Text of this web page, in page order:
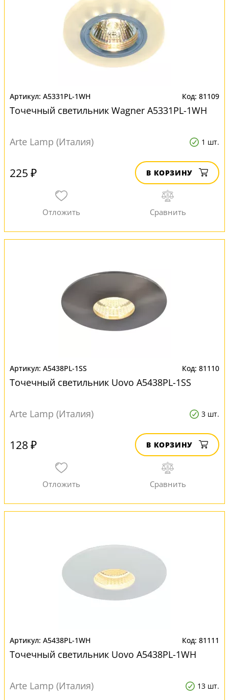
A5331PL-1WH 81109
Точечный светильник Wagner A5331PL-1WH
Arte Lamp (Италия) 1 шт.
225 ₽ В КОРЗИНУ
A5438PL-1SS 81110
Точечный светильник Uovo A5438PL-1SS
Arte Lamp (Италия) 3 шт.
128 ₽ В КОРЗИНУ
A5438PL-1WH 81111
Точечный светильник Uovo A5438PL-1WH
Arte Lamp (Италия) 13 шт.